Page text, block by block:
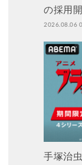
の採用
2026.08.06
手塚治